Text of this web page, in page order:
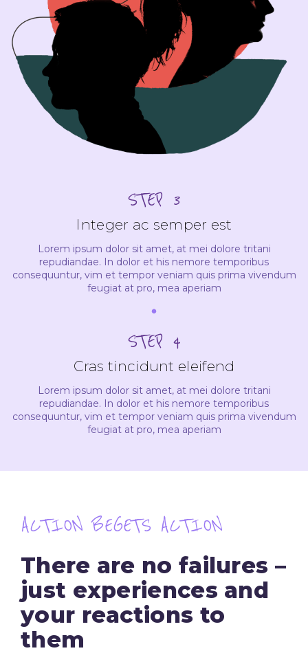
STEP 3
Integer ac semper est
Lorem ipsum dolor sit amet, at mei dolore tritani
repudiandae. In dolor et his nemore temporibus
consequuntur, vim et tempor veniam quis prima vivendum
feugiat at pro, mea aperiam
STEP 4
Cras tincidunt eleifend
Lorem ipsum dolor sit amet, at mei dolore tritani
repudiandae. In dolor et his nemore temporibus
consequuntur, vim et tempor veniam quis prima vivendum
feugiat at pro, mea aperiam
ACTION BEGETS ACTION
There are no failures –
just experiences and
your reactions to
them